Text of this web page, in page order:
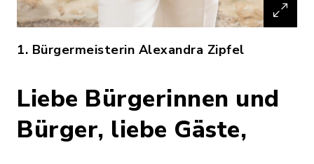
1. Bürgermeisterin Alexandra Zipfel
Liebe Bürgerinnen und
Bürger, liebe Gäste,